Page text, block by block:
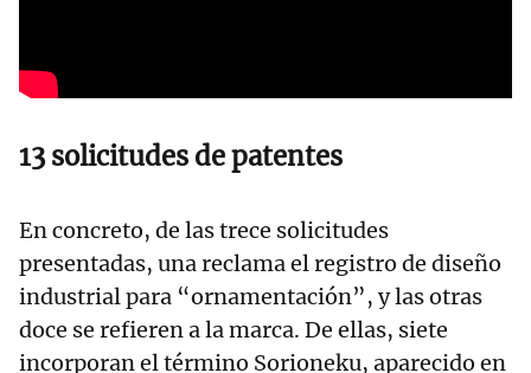
13 solicitudes de patentes
En concreto, de las trece solicitudes
presentadas, una reclama el registro de diseño
industrial para “ornamentación”, y las otras
doce se refieren a la marca. De ellas, siete
incorporan el término Sorioneku, aparecido en